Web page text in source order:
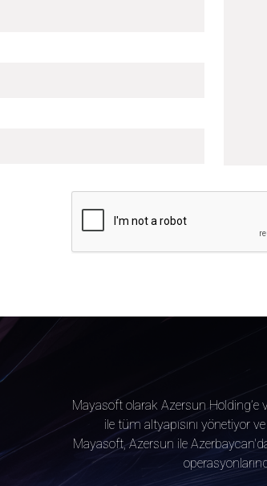
Mayasoft olarak Azersun Holding’e
ile tüm altyapısını yönetiyor
Mayasoft, Azersun ile